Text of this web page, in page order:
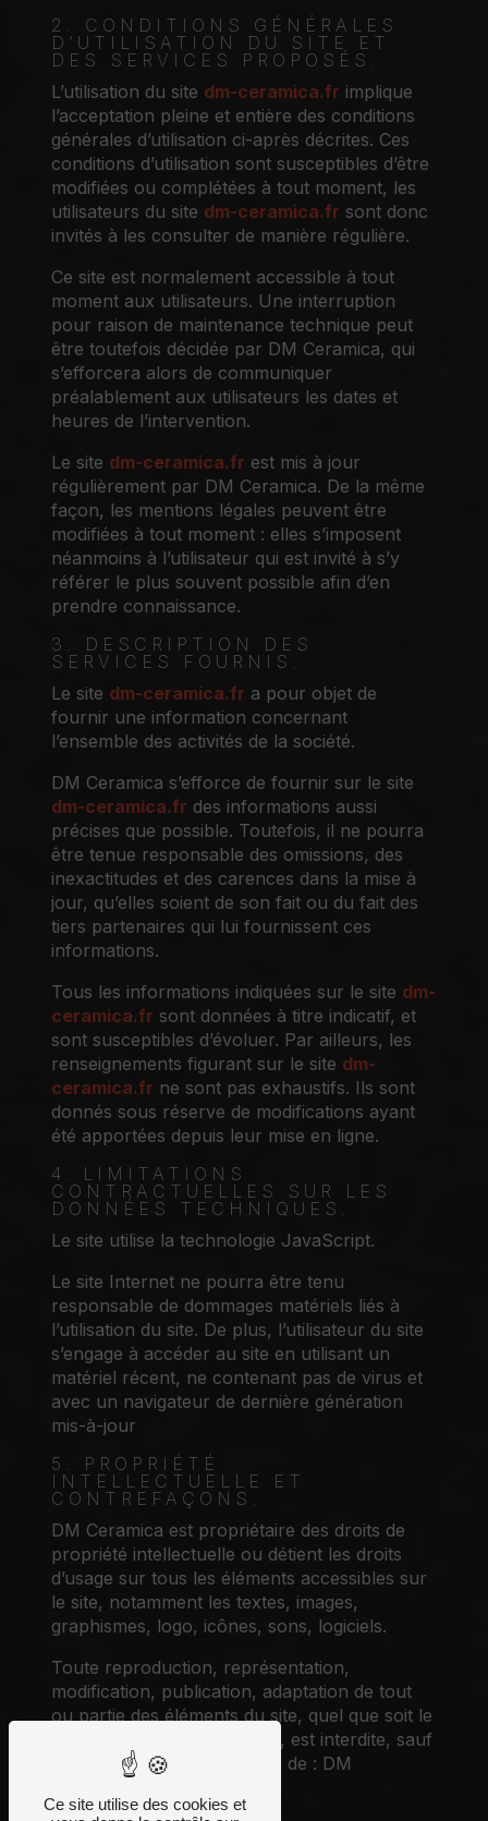
2. CONDITIONS GÉNÉRALES
D’UTILISATION DU SITE ET
DES SERVICES PROPOSÉS.
L’utilisation du site dm-ceramica.fr implique
l’acceptation pleine et entière des conditions
générales d’utilisation ci-après décrites. Ces
conditions d’utilisation sont susceptibles d’être
modifiées ou complétées à tout moment, les
utilisateurs du site dm-ceramica.fr sont donc
invités à les consulter de manière régulière.
Ce site est normalement accessible à tout
moment aux utilisateurs. Une interruption
pour raison de maintenance technique peut
être toutefois décidée par DM Ceramica, qui
s’efforcera alors de communiquer
préalablement aux utilisateurs les dates et
heures de l’intervention.
Le site dm-ceramica.fr est mis à jour
régulièrement par DM Ceramica. De la même
façon, les mentions légales peuvent être
modifiées à tout moment : elles s’imposent
néanmoins à l’utilisateur qui est invité à s’y
référer le plus souvent possible afin d’en
prendre connaissance.
3. DESCRIPTION DES
SERVICES FOURNIS.
Le site dm-ceramica.fr a pour objet de
fournir une information concernant
l’ensemble des activités de la société.
DM Ceramica s’efforce de fournir sur le site
dm-ceramica.fr des informations aussi
précises que possible. Toutefois, il ne pourra
être tenue responsable des omissions, des
inexactitudes et des carences dans la mise à
jour, qu’elles soient de son fait ou du fait des
tiers partenaires qui lui fournissent ces
informations.
Tous les informations indiquées sur le site dm-
ceramica.fr sont données à titre indicatif, et
sont susceptibles d’évoluer. Par ailleurs, les
renseignements figurant sur le site dm-
ceramica.fr ne sont pas exhaustifs. Ils sont
donnés sous réserve de modifications ayant
été apportées depuis leur mise en ligne.
4. LIMITATIONS
CONTRACTUELLES SUR LES
DONNÉES TECHNIQUES.
Le site utilise la technologie JavaScript.
Le site Internet ne pourra être tenu
responsable de dommages matériels liés à
l’utilisation du site. De plus, l’utilisateur du site
s’engage à accéder au site en utilisant un
matériel récent, ne contenant pas de virus et
avec un navigateur de dernière génération
mis-à-jour
5. PROPRIÉTÉ
INTELLECTUELLE ET
CONTREFAÇONS.
DM Ceramica est propriétaire des droits de
propriété intellectuelle ou détient les droits
d’usage sur tous les éléments accessibles sur
le site, notamment les textes, images,
graphismes, logo, icônes, sons, logiciels.
Toute reproduction, représentation,
modification, publication, adaptation de tout
ou partie des éléments du site, quel que soit le
moyen ou le procédé utilisé, est interdite, sauf
autorisation écrite préalable de : DM
Ce site utilise des cookies et